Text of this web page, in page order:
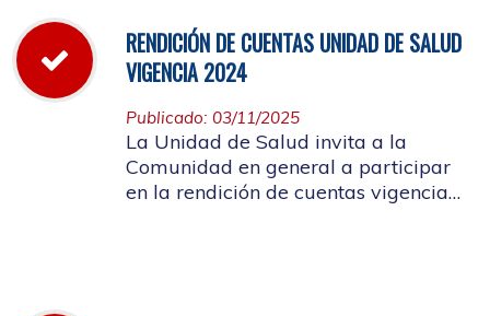
RENDICIÓN DE CUENTAS UNIDAD DE SALUD
VIGENCIA 2024
Publicado: 03/11/2025
La Unidad de Salud invita a la
Comunidad en general a participar
en la rendición de cuentas vigencia